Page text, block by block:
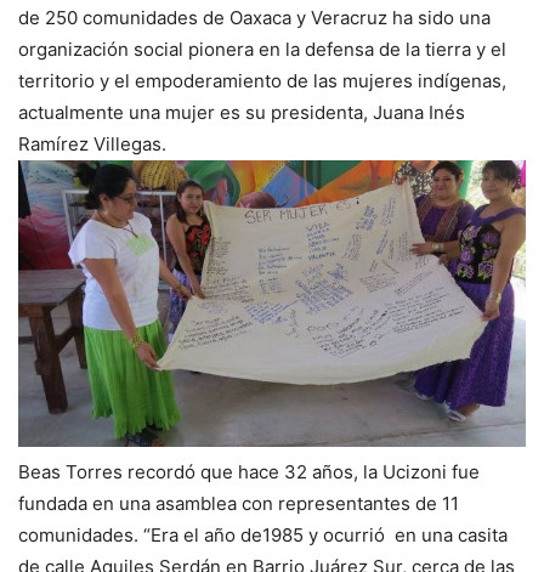
de 250 comunidades de Oaxaca y Veracruz ha sido una
organización social pionera en la defensa de la tierra y el
territorio y el empoderamiento de las mujeres indígenas,
actualmente una mujer es su presidenta, Juana Inés
Ramírez Villegas.
Beas Torres recordó que hace 32 años, la Ucizoni fue
fundada en una asamblea con representantes de 11
comunidades. “Era el año de1985 y ocurrió en una casita
de calle Aquiles Serdán en Barrio Juárez Sur, cerca de las